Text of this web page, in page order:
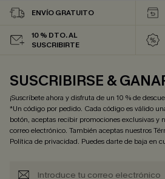
ENVÍO GRATUITO
10 % DTO. AL
SUSCRIBIRTE
SUSCRIBIRSE &
¡Suscríbete ahora y disfruta de un 10 % de
*Un código por pedido. Cada código es válido
botón, aceptas recibir promociones exclusivas y
correo electrónico. También aceptas nuestros
Política de privacidad. Puedes darte de baja en